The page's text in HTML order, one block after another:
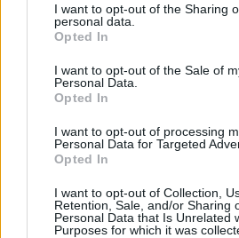
not limited to your visit or usage
grant or deny consent to Google and
use your data for below specified
consent section.
I want to opt-out of the Sharing
personal data.
Opted In
I want to opt-out of the Sale of
Personal Data.
Opted In
I want to opt-out of processing
Personal Data for Targeted
Opted In
I want to opt-out of Collection,
Retention, Sale, and/or Sharing
Personal Data that Is Unrelated
Purposes for which it was
MEST LEST